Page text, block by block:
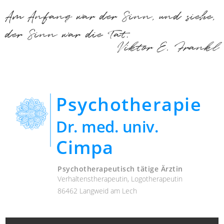
Am Anfang war der Sinn, und siehe,
der Sinn war die Tat.
Viktor E. Frankl
Psychotherapie
Dr. med. univ.
Cimpa
Psychotherapeutisch tätige Ärztin
Verhaltenstherapeutin, Logotherapeutin
86462 Langweid am Lech